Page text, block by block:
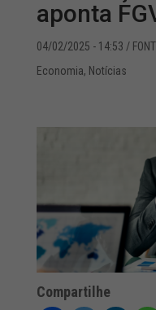
aponta
04/02/2025 - 14:53 /
Economia, Notícias
Compartilhe